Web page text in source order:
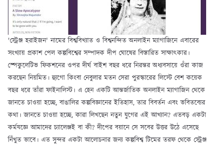
'স্ট্রেঞ্জ হরাইজন' নামের বিশ্ববিখ্যাত ও বিশ্বনন্দিত অনলাইন ম্যাগাজিনে এবারের
সংখ্যায় প্রকাশ পেল কল্পবিশ্বের সম্পাদক দীপ ঘোষের বিস্তারিত সাক্ষাৎকার।
স্পেকুলেটিভ ফিকশনের ওপর দীর্ঘ বাইশ বছর ধরে নিরন্তর অধ্যবসায়ে ওঁরা কাজ
করছেন নিয়মিত। হ্যুগো কিংবা নেবুলার মতন সেরা পুরস্কারের লিস্টে বেশ কয়েক
বছর ধরে তাঁরা ফাইনালিস্ট। এ হেন একটি আন্তর্জাতিক অনলাইন ম্যাগাজিন থেকে
জানতে চাওয়া হচ্ছে, বাঙালির কল্পবিজ্ঞানের ইতিহাস, তার বিবর্তন এবং ভবিতব্যের
কথা। জানতে চাওয়া হচ্ছে, কারা লিখছেন নতুন যুগের এই আখ্যান? এতবড় একটা
কর্মযজ্ঞে আমাদের চ্যালেঞ্জই বা কী? দীপের বয়ানে সে সবের উত্তর উঠে এসেছে
নিঁখুত ভাবে। এত সুন্দর একটা আলোচনার জন্য কল্পবিশ্ব টিমের তরফ থেকে স্ট্রেঞ্জ